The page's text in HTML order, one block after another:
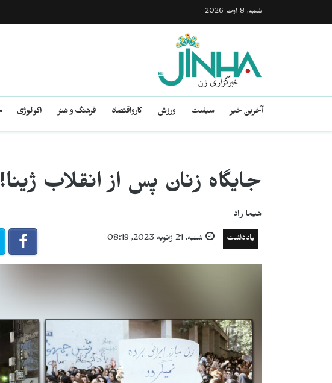
شنبه, 8 اوت 2026
آخرین خبر سیاست ورزش کارواقتصاد فرهنگ و هنر اکولوژی
جایگاه زنان پس از انقلاب ژینا!
هیما راد
یادداشت شنبه, 21 ژانویه 2023, 08:19